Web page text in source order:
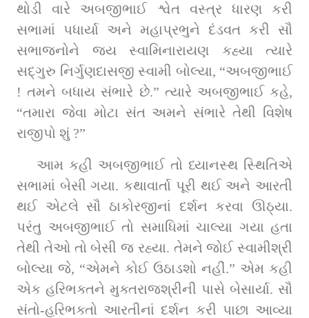
થોડી વારે અબજીભાઈ શ્વેત વસ્ત્ર ધારણ કરી
સભામાં પધાર્યા અને મહાપ્રભુને દંડવત કરી સૌ
સભાજનોને જય સ્વામિનારાયણ કહ્યા ત્યારે
સદ્‌ગુરુ નિર્ગુણદાસજી સ્વામી બોલ્યા, “અબજીભાઈ
! તમને બધાય સંભારે છે.” ત્યારે અબજીભાઈ કહે,
“તમારા જેવા મોટા સંત અમને સંભારે તેથી વિશેષ
રાજીપો શું ?”
આમ કહી અબજીભાઈ તો ધ્યાનસ્થ સ્થિતિએ
સભામાં બેસી ગયા. કથાવાર્તા પૂરી થઈ અને આરતી
થઈ એટલે સૌ ઠાકોરજીનાં દર્શન કરવા ઊઠ્યા.
પરંતુ અબજીભાઈ તો સમાધિમાં ચાલ્યા ગયા હતા
તેથી તેઓ તો બેસી જ રહ્યા. તેમને જોઈ સ્વામીશ્રી
બોલ્યા જે, “એમને કોઈ ઉઠાડશો નહીં.” એમ કહી
એક હરિભક્તને મુક્તરાજશ્રીની પાસે બેસાર્યા. સૌ
સંતો-હરિભક્તો આરતીનાં દર્શન કરી પાછા આવ્યા